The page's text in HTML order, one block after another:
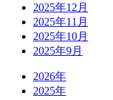
2025年12月
2025年11月
2025年10月
2025年9月
2026年
2025年